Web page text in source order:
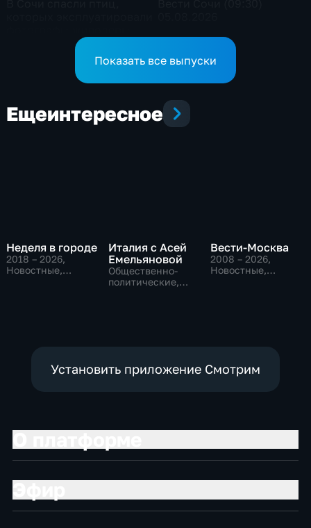
Показать все выпуски
Ещеинтересное
Неделя в городе
2018 – 2026,
Новостные,
Италия с Асей
Емельяновой
Общественно-
политические,
Вести-Москва
2008 – 2026,
Новостные,
Установить приложение Смотрим